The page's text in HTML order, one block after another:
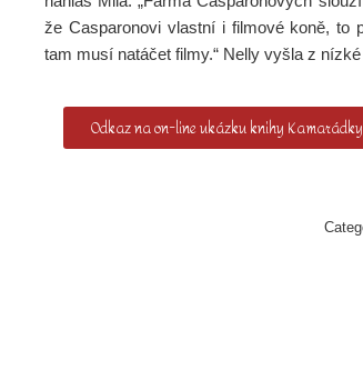
že Casparonovi vlastní i filmové koně, to
tam musí natáčet filmy.“ Nelly vyšla z
Odkaz na on-line ukázku knihy